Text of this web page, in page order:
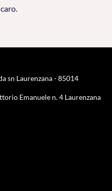
sn Laurenzana - 85014
Emanuele n. 4 Laurenzana